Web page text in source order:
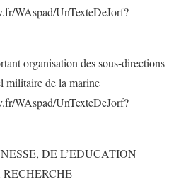
WAspad/UnTexteDeJorf?
organisation des sous-directions
militaire de la marine
WAspad/UnTexteDeJorf?
DE L’EDUCATION